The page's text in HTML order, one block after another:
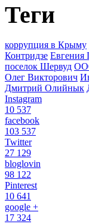
Теги
коррупция в Крыму
Контридзе Евгения
поселок Шервуд
Олег Викторович
Дмитрий Олийнык
Instagram
10 537
facebook
103 537
Twitter
27 129
bloglovin
98 122
Pinterest
10 641
google +
17 324